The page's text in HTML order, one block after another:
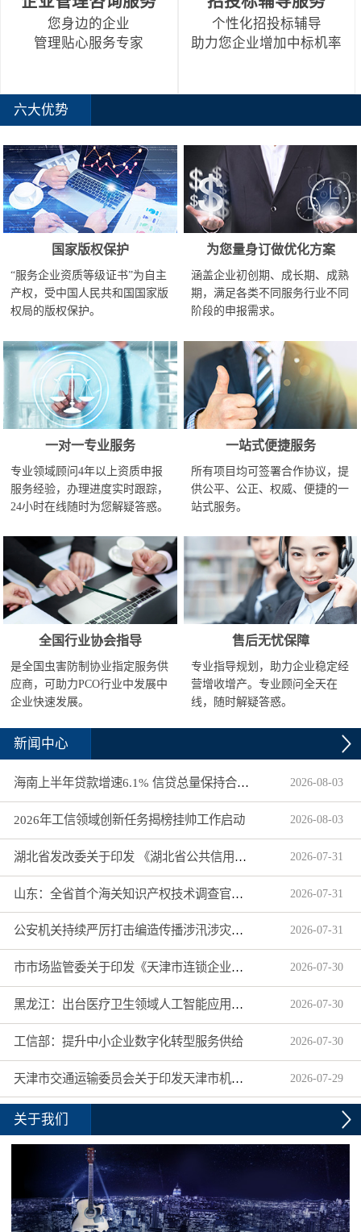
您身边的企业
管理贴心服务专家
个性化招投标辅导
助力您企业增加中标机率
六大优势
国家版权保护
“服务企业资质等级证书”为自主
产权，受中国人民共和国国家版
权局的版权保护。
为您量身订做优化方案
涵盖企业初创期、成长期、成熟
期，满足各类不同服务行业不同
阶段的申报需求。
一对一专业服务
专业领域顾问4年以上资质申报
服务经验，办理进度实时跟踪，
24小时在线随时为您解疑答惑。
一站式便捷服务
所有项目均可签署合作协议，提
供公平、公正、权威、便捷的一
站式服务。
全国行业协会指导
是全国虫害防制协业指定服务供
应商，可助力PCO行业中发展中
企业快速发展。
售后无忧保障
专业指导规划，助力企业稳定经
营增收增产。专业顾问全天在
线，随时解疑答惑。
新闻中心
海南上半年贷款增速6.1% 信贷总量保持合理平稳增长 2026-08-03
2026年工信领域创新任务揭榜挂帅工作启动 2026-08-03
湖北省发改委关于印发 《湖北省公共信用信息目录（2026年版）》的通知 2026-07-31
山东：全省首个海关知识产权技术调查官制度落地济南自贸片区 2026-07-31
公安机关持续严厉打击编造传播涉汛涉灾网络谣言 2026-07-31
市市场监管委关于印发《天津市连锁企业食品经营许可“先证后核”信用承诺审批实施办法》的通知 2026-07-30
黑龙江：出台医疗卫生领域人工智能应用工作实施方案 2026-07-30
工信部：提升中小企业数字化转型服务供给 2026-07-30
天津市交通运输委员会关于印发天津市机动车驾驶员培训机构及教练员综合信用评价管理办法的通知 2026-07-29
关于我们